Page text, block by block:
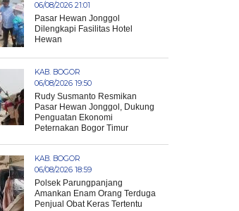
06/08/2026 21:01
Pasar Hewan Jonggol
Dilengkapi Fasilitas Hotel
Hewan
KAB. BOGOR
06/08/2026 19:50
Rudy Susmanto Resmikan
Pasar Hewan Jonggol, Dukung
Penguatan Ekonomi
Peternakan Bogor Timur
KAB. BOGOR
06/08/2026 18:59
Polsek Parungpanjang
Amankan Enam Orang Terduga
Penjual Obat Keras Tertentu